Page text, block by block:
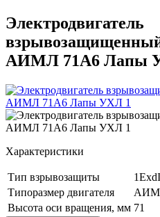
Электродвигатель
АИМЛ 71А6 Лапы
Характеристики
Тип взрывозащиты
Типоразмер двигателя
Высота оси вращения, мм 71